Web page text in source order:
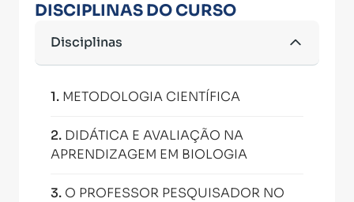
DISCIPLINAS DO CURSO
Disciplinas
1. METODOLOGIA CIENTÍFICA
2. DIDÁTICA E AVALIAÇÃO NA
APRENDIZAGEM EM BIOLOGIA
3. O PROFESSOR PESQUISADOR NO